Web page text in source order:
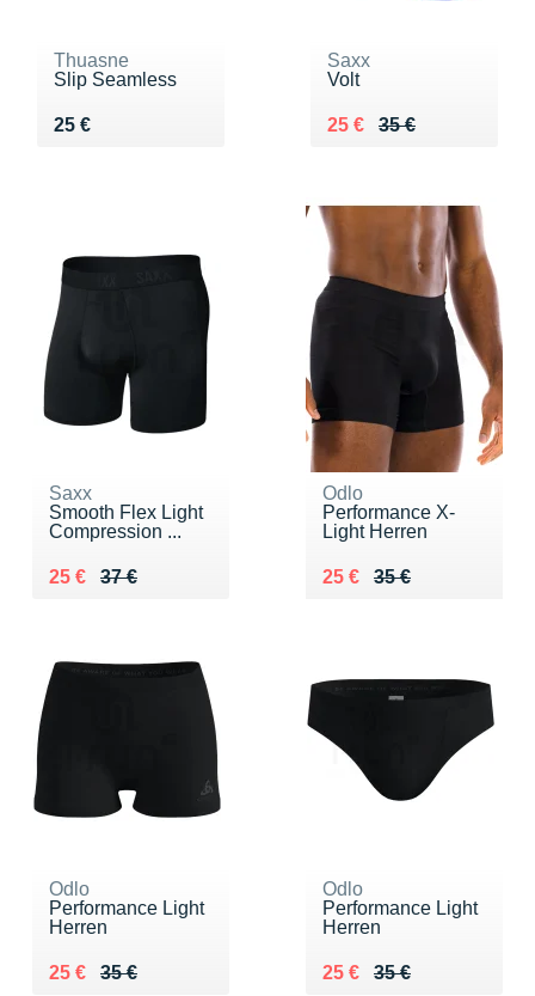
Thuasne
Slip Seamless
25 €
Vendu 25 €
Saxx
Volt
35 €
Au lieu de 35 €
25 €
Vendu 25 €
Saxx
Smooth Flex Light
Compression ...
37 €
Au lieu de 37 €
25 €
Vendu 25 €
Odlo
Performance X-
Light Herren
35 €
Au lieu de 35 €
25 €
Vendu 25 €
Odlo
Performance Light
Herren
35 €
Au lieu de 35 €
25 €
Vendu 25 €
Odlo
Performance Light
Herren
35 €
Au lieu de 35 €
25 €
Vendu 25 €